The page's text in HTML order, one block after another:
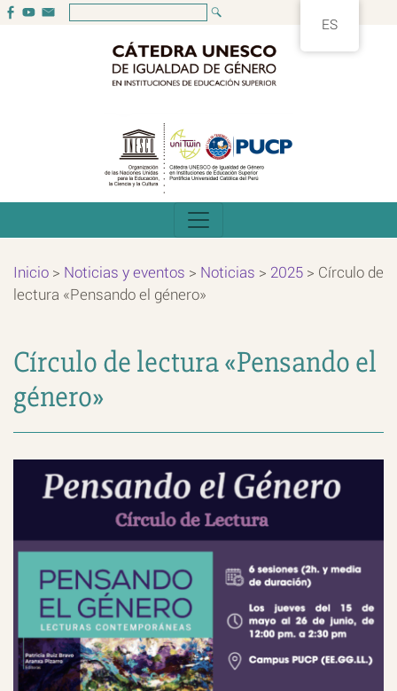
Inicio > Noticias y eventos > Noticias > 2025 > Círculo de
lectura «Pensando el género»
Círculo de lectura «Pensando el
género»
ES